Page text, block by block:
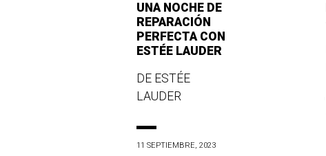
UNA NOCHE DE
REPARACIÓN
PERFECTA CON
ESTÉE LAUDER
DE ESTÉE
LAUDER
11 SEPTIEMBRE, 2023